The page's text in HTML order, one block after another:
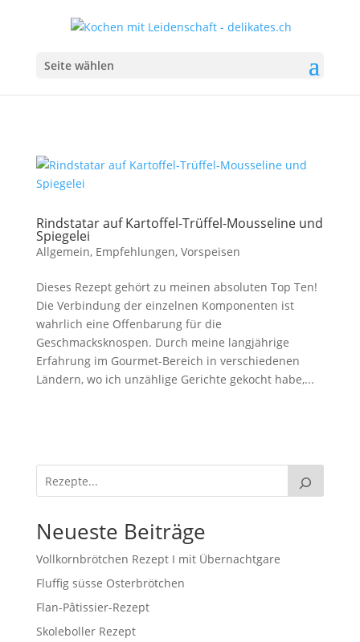
Seite wählen
Rindstatar auf Kartoffel-Trüffel-Mousseline und
Spiegelei
Allgemein, Empfehlungen, Vorspeisen
Dieses Rezept gehört zu meinen absoluten Top Ten!
Die Verbindung der einzelnen Komponenten ist
wahrlich eine Offenbarung für die
Geschmacksknospen. Durch meine langjährige
Erfahrung im Gourmet-Bereich in verschiedenen
Ländern, wo ich unzählige Gerichte gekocht habe,...
Neueste Beiträge
Vollkornbrötchen Rezept I mit Übernachtgare
Fluffig süsse Osterbrötchen
Flan-Pâtissier-Rezept
Skoleboller Rezept